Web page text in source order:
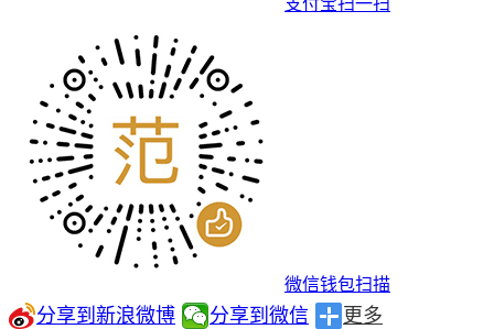
支付宝扫一扫
微信钱包扫描
分享到新浪微博 分享到微信 更多